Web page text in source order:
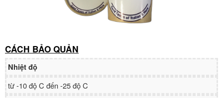
CÁCH BẢO QUẢN
Nhiệt độ
từ -10 độ C đến -25 độ C